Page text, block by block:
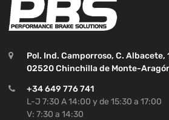
Pol. Ind. Camporroso, C. Albacete,
02520 Chinchilla de Monte-
+34 649 776 741
L-J 7:30 A 14:00 y de 15:30 a 17:00
V: 7:30 a 14:30